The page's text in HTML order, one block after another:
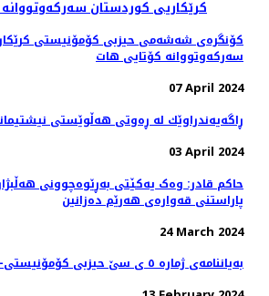
کۆنگرەی شەشەمی حیزبی کۆمۆنیستی
سەرکەوتووانە کۆتایی هات
07 April 2024
ڕاگەیەندراوێك لە ڕەوتی هەڵوێستی
03 April 2024
حاکم قادر: وەک یەکێتی بەڕێوەچوونی
پاراستنی قەوارەی هەرێم دەزانین
24 March 2024
بەیاننامەی ژمارە ٥ ی سێ حیزبی کۆمۆنیستی-کرێکاری ناوچەکە